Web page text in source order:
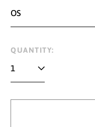
price
QUANTITY: